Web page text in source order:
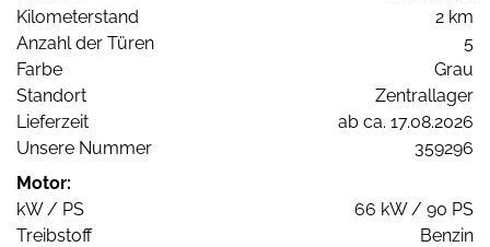
Kilometerstand
2 km
Anzahl der Türen
5
Farbe
Grau
Standort
Zentrallager
Lieferzeit
ab ca. 17.08.2026
Unsere Nummer
359296
Motor:
kW / PS
66 kW / 90 PS
Treibstoff
Benzin